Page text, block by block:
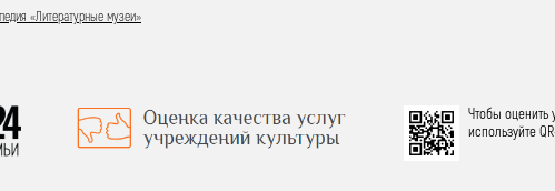
«Литературные музеи»
Чтобы оценить
используйте